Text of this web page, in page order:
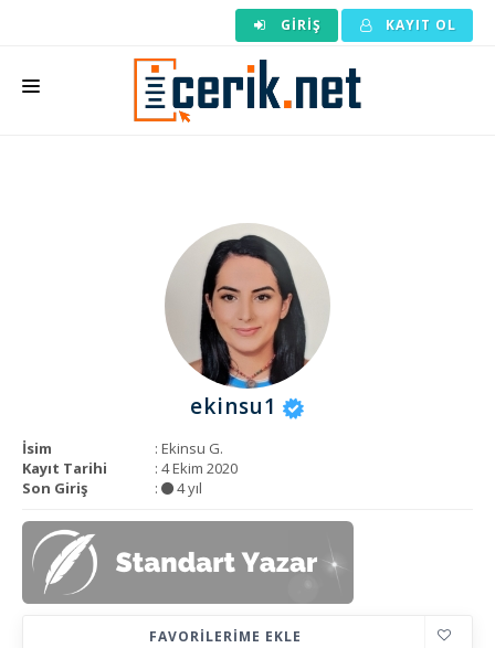
GIRIŞ KAYIT OL
KURUMSAL
ekinsu1
İsim
: Ekinsu G.
Kayıt Tarihi
: 4 Ekim 2020
Son Giriş
: 4 yıl
FAVORILERIME EKLE